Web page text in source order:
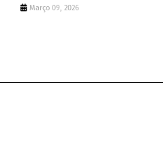
Março 09, 2026